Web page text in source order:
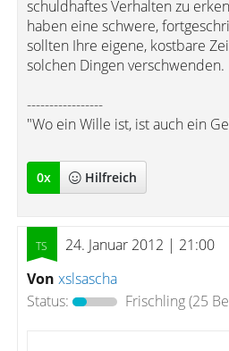
schuldhaftes Verhalten zu
haben eine schwere,
sollten Ihre eigene, kostbare
solchen Dingen verschwenden.
-----------------
"Wo ein Wille ist, ist auch ein
0x Hilfreich
24. Januar 2012 | 21:00
Von xslsascha
Status:
Frischling(25